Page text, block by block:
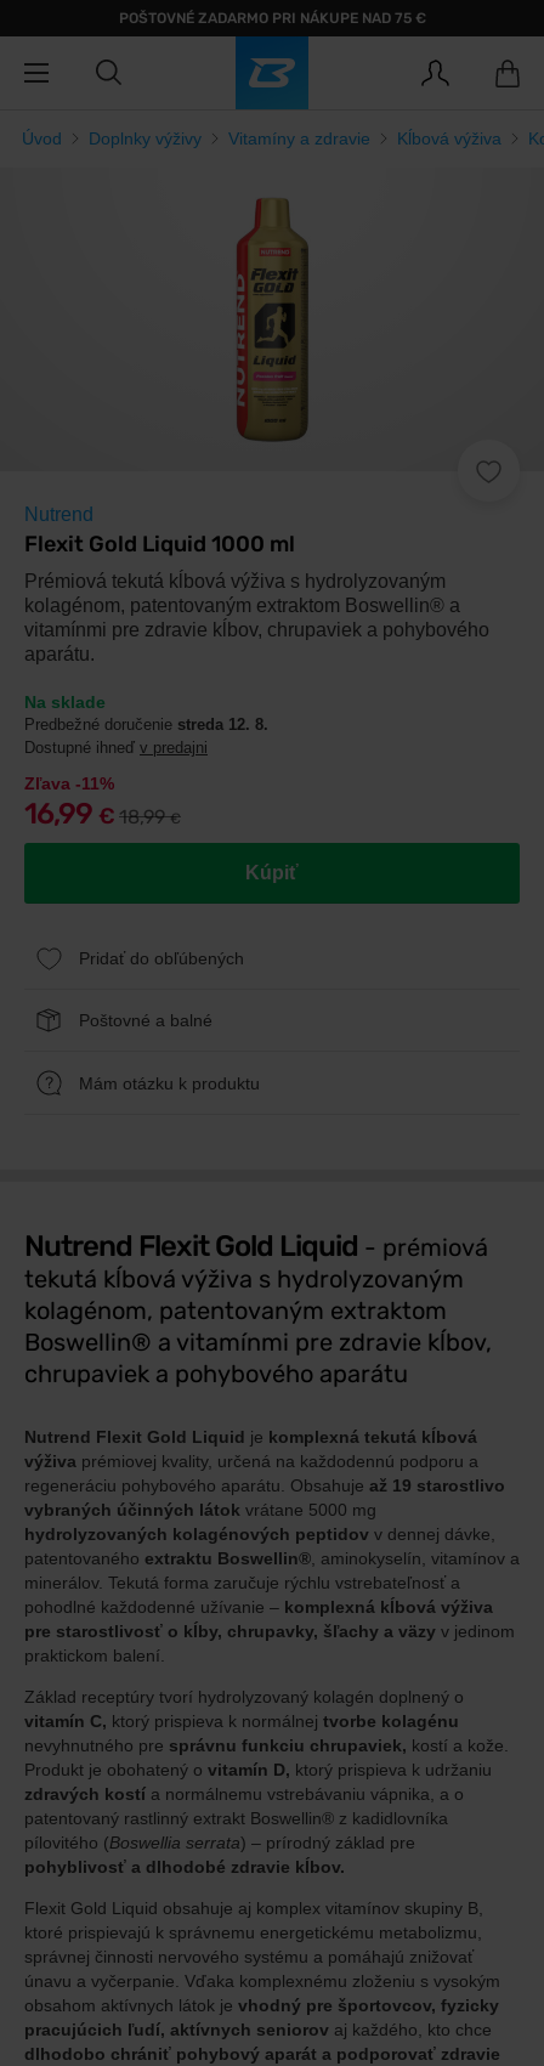
POŠTOVNÉ ZADARMO PRI NÁKUPE NAD 75 €
Úvod Doplnky výživy Vitamíny a zdravie Kĺbová výživa
Nutrend
Flexit Gold Liquid 1000 ml
Prémiová tekutá kĺbová výživa s hydrolyzovaným
kolagénom, patentovaným extraktom Boswellin® a
vitamínmi pre zdravie kĺbov, chrupaviek a pohybového
aparátu.
Na sklade
Predbežné doručenie streda 12. 8.
Dostupné ihneď v predajni
Zľava -11%
16,99 € 18,99€
Kúpiť
Pridať do obľúbených
Poštovné a balné
Mám otázku k produktu
Nutrend Flexit Gold Liquid - prémiová
tekutá kĺbová výživa s hydrolyzovaným
kolagénom, patentovaným extraktom
Boswellin® a vitamínmi pre zdravie kĺbov,
chrupaviek a pohybového aparátu
Nutrend Flexit Gold Liquid je komplexná tekutá kĺbová
výživa prémiovej kvality, určená na každodennú podporu a
regeneráciu pohybového aparátu. Obsahuje až 19 starostlivo
vybraných účinných látok vrátane 5000 mg
hydrolyzovaných kolagénových peptidov v dennej dávke,
patentovaného extraktu Boswellin® , aminokyselín, vitamínov a
minerálov. Tekutá forma zaručuje rýchlu vstrebateľnosť a
pohodlné každodenné užívanie – komplexná kĺbová výživa
pre starostlivosť o kĺby, chrupavky, šľachy a väzy v jedinom
praktickom balení.
Základ receptúry tvorí hydrolyzovaný kolagén doplnený o
vitamín C, ktorý prispieva k normálnej tvorbe kolagénu
nevyhnutného pre správnu funkciu chrupaviek, kostí a kože.
Produkt je obohatený o vitamín D, ktorý prispieva k udržaniu
zdravých kostí a normálnemu vstrebávaniu vápnika, a o
patentovaný rastlinný extrakt Boswellin® z kadidlovníka
pílovitého (Boswellia serrata) – prírodný základ pre
pohyblivosť a dlhodobé zdravie kĺbov.
Flexit Gold Liquid obsahuje aj komplex vitamínov skupiny B,
ktoré prispievajú k správnemu energetickému metabolizmu,
správnej činnosti nervového systému a pomáhajú znižovať
únavu a vyčerpanie. Vďaka komplexnému zloženiu s vysokým
obsahom aktívnych látok je vhodný pre športovcov, fyzicky
pracujúcich ľudí, aktívnych seniorov aj každého, kto chce
dlhodobo chrániť pohybový aparát a podporovať zdravie